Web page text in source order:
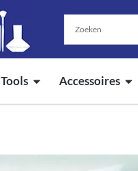
Tools Accessoires